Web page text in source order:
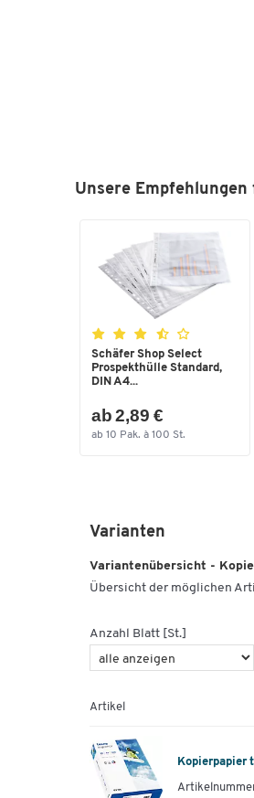
Unsere Empfehlungen
Schäfer Shop Select
Prospekthülle Standard,
DIN A4...
ab 2,89 €
ab 10 Pak. à 100 St.
Varianten
Variantenübersicht -
Übersicht der möglichen
Anzahl Blatt [St.]
Artikel
Kopierpapier